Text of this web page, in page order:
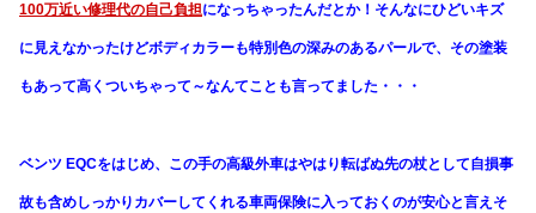
100万近い修理代の自己負担になっちゃったんだとか！そんなにひどいキズ
に見えなかったけどボディカラーも特別色の深みのあるパールで、その塗装
もあって高くついちゃって～なんてことも言ってました・・・
ベンツ EQCをはじめ、この手の高級外車はやはり転ばぬ先の杖として自損事
故も含めしっかりカバーしてくれる車両保険に入っておくのが安心と言えそ